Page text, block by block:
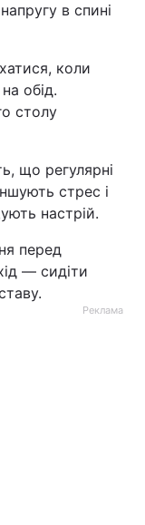
в спині
коли
обід.
столу
що регулярні
стрес і
настрій.
перед
— сидіти
Реклама